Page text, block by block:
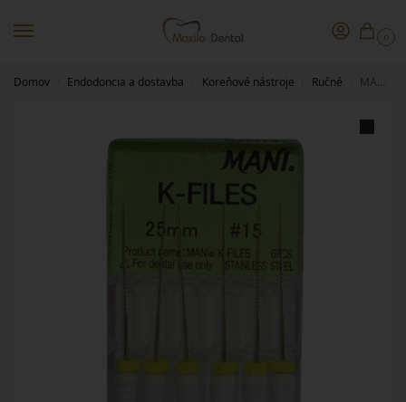
0
Domov Endodoncia a dostavba Koreňové nástroje Ručné MANI K-file – 21/15